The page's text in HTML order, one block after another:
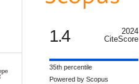
1.4
2024
CiteScore
35th percentile
Powered by Scopus